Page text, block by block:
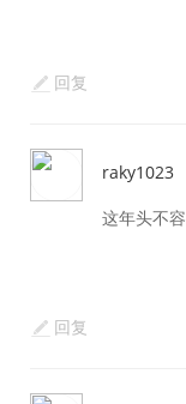
回复
raky1023
这年头不
回复